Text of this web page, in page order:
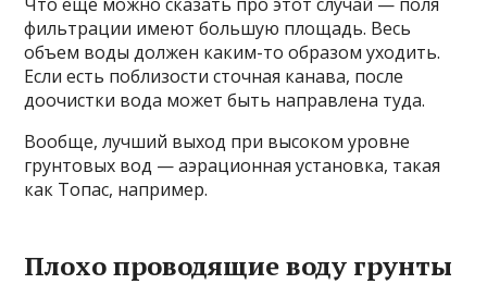
фильтрации имеют большую площадь. Весь
объем воды должен каким-то образом уходить.
Если есть поблизости сточная канава, после
доочистки вода может быть направлена туда.
Вообще, лучший выход при высоком уровне
грунтовых вод — аэрационная установка, такая
как Топас, например.
Плохо проводящие воду грунты